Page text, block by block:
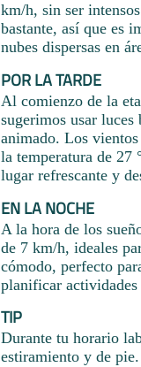
km/h, sin ser
bastante, así que es
nubes dispersas en
POR LA TARDE
Al comienzo de la
sugerimos usar
animado. Los
la temperatura de 27
lugar refrescante y
EN LA NOCHE
A la hora de los
de 7 km/h, ideales
cómodo, perfecto
planificar
TIP
Durante tu horario
estiramiento y de pie.